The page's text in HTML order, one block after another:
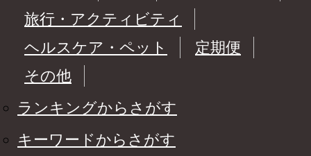
旅行・アクティビティ
ヘルスケア・ペット
定期便
その他
ランキングからさがす
キーワードからさがす